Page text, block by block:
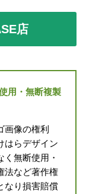
店
用・無断複製
画像の権利
はらデザイン
無断使用・
法など著作権
なり損害賠償